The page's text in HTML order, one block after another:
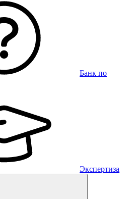
Банк по
Экспертиза